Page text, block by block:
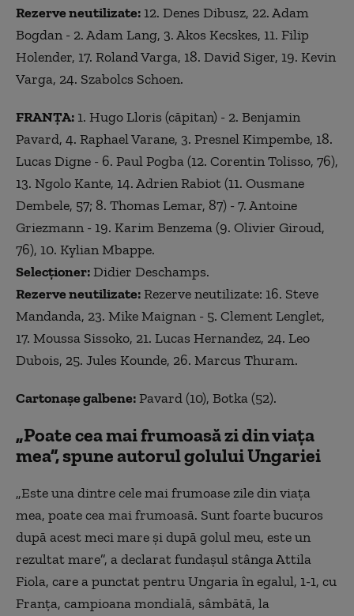
Rezerve neutilizate: 12. Denes Dibusz, 22. Adam
Bogdan - 2. Adam Lang, 3. Akos Kecskes, 11. Filip
Holender, 17. Roland Varga, 18. David Siger, 19. Kevin
Varga, 24. Szabolcs Schoen.
FRANȚA: 1. Hugo Lloris (căpitan) - 2. Benjamin
Pavard, 4. Raphael Varane, 3. Presnel Kimpembe, 18.
Lucas Digne - 6. Paul Pogba (12. Corentin Tolisso, 76),
13. Ngolo Kante, 14. Adrien Rabiot (11. Ousmane
Dembele, 57; 8. Thomas Lemar, 87) - 7. Antoine
Griezmann - 19. Karim Benzema (9. Olivier Giroud,
76), 10. Kylian Mbappe.
Selecţioner:Didier Deschamps.
Rezerve neutilizate:Rezerve neutilizate: 16. Steve
Mandanda, 23. Mike Maignan - 5. Clement Lenglet,
17. Moussa Sissoko, 21. Lucas Hernandez, 24. Leo
Dubois, 25. Jules Kounde, 26. Marcus Thuram.
Cartonaşe galbene:Pavard (10), Botka (52).
„Poate cea mai frumoasă zi din viaţa
mea”, spune autorul golului Ungariei
„Este una dintre cele mai frumoase zile din viaţa
mea, poate cea mai frumoasă. Sunt foarte bucuros
după acest meci mare şi după golul meu, este un
rezultat mare”, a declarat fundaşul stânga Attila
Fiola, care a punctat pentru Ungaria în egalul, 1-1, cu
Franţa, campioana mondială, sâmbătă, la